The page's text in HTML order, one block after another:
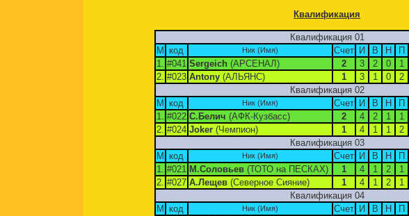
Квалификация
Квалификация 01
М код Ник (Имя) Счет И В Н
П
1. #041 Sergeich(АРСЕНАЛ) 2 3 2 0
1
2. #023 Antony(АЛЬЯНС) 1 3 1 0
2
Квалификация 02
М код Ник (Имя) Счет И В Н
П
1. #022 С.Белич (АФК-Кузбасс) 2 4 2 1
1
2. #024 Joker(Чемпион) 1 4 1 1
2
Квалификация 03
М код Ник (Имя) Счет И В Н
П
1. #021 М.Соловьев(ТОТО на ПЕСКАХ) 1 4 1 2
1
2. #027 А.Лещев(Северное Сияние) 1 4 1 2
1
Квалификация 04
М код Ник (Имя) Счет И В Н
П